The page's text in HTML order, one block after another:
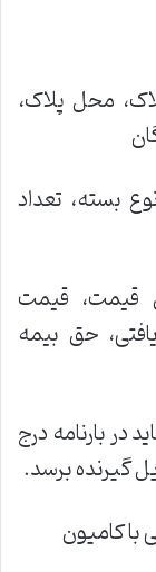
محل پلاک،
بسته، تعداد
قیمت، قیمت
حق بیمه
بارنامه درج
گیرنده برسد.
کامیون